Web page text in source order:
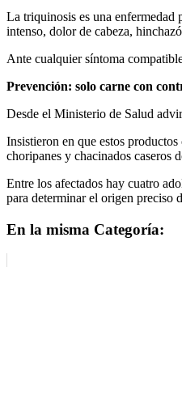
La triquinosis es una enfermedad
intenso, dolor de cabeza,
Ante cualquier síntoma
Prevención: solo carne con
Desde el Ministerio de Salud
Insistieron en que estos
choripanes y chacinados caseros
Entre los afectados hay cuatro
para determinar el origen preciso
En la misma Categoría: